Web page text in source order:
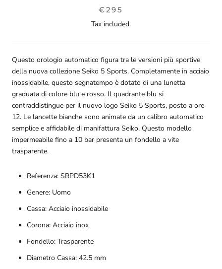
€295
Tax included.
Questo orologio automatico figura tra le versioni più sportive
della nuova collezione Seiko 5 Sports. Completamente in acciaio
inossidabile, questo segnatempo è dotato di una lunetta
graduata di colore blu e rosso. Il quadrante blu si
contraddistingue per il nuovo logo Seiko 5 Sports, posto a ore
12. Le lancette bianche sono animate da un calibro automatico
semplice e affidabile di manifattura Seiko. Questo modello
impermeabile fino a 10 bar presenta un fondello a vite
trasparente.
Referenza: SRPD53K1
Genere: Uomo
Cassa: Acciaio inossidabile
Corona: Acciaio inox
Fondello: Trasparente
Diametro Cassa: 42.5 mm